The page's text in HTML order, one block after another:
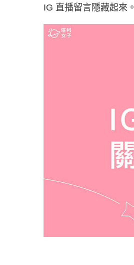
IG 直播留言隱藏起來。